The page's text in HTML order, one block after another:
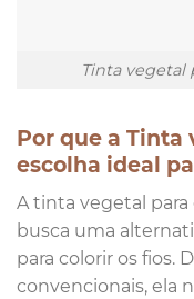
Tinta vegetal
Por que a Tinta
escolha ideal
A tinta vegetal
busca uma
para colorir os fios.
convencionais, ela